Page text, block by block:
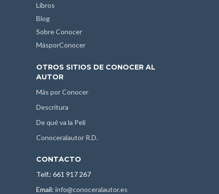
Libros
Blog
Sobre Conocer
MásporConocer
OTROS SITIOS DE CONOCER AL
AUTOR
Más por Conocer
Descritura
De qué va la Peli
Conoceralautor R.D.
CONTACTO
Telf.: 661 917 267
Email: info@conoceralautor.es